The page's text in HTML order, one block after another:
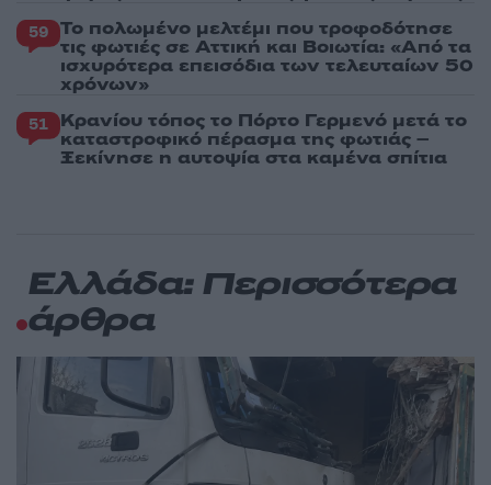
59 Το πολωμένο μελτέμι που τροφοδότησε
τις φωτιές σε Αττική και Βοιωτία: «Από τα
ισχυρότερα επεισόδια των τελευταίων 50
χρόνων»
51 Κρανίου τόπος το Πόρτο Γερμενό μετά το
καταστροφικό πέρασμα της φωτιάς –
Ξεκίνησε η αυτοψία στα καμένα σπίτια
Ελλάδα: Περισσότερα
άρθρα